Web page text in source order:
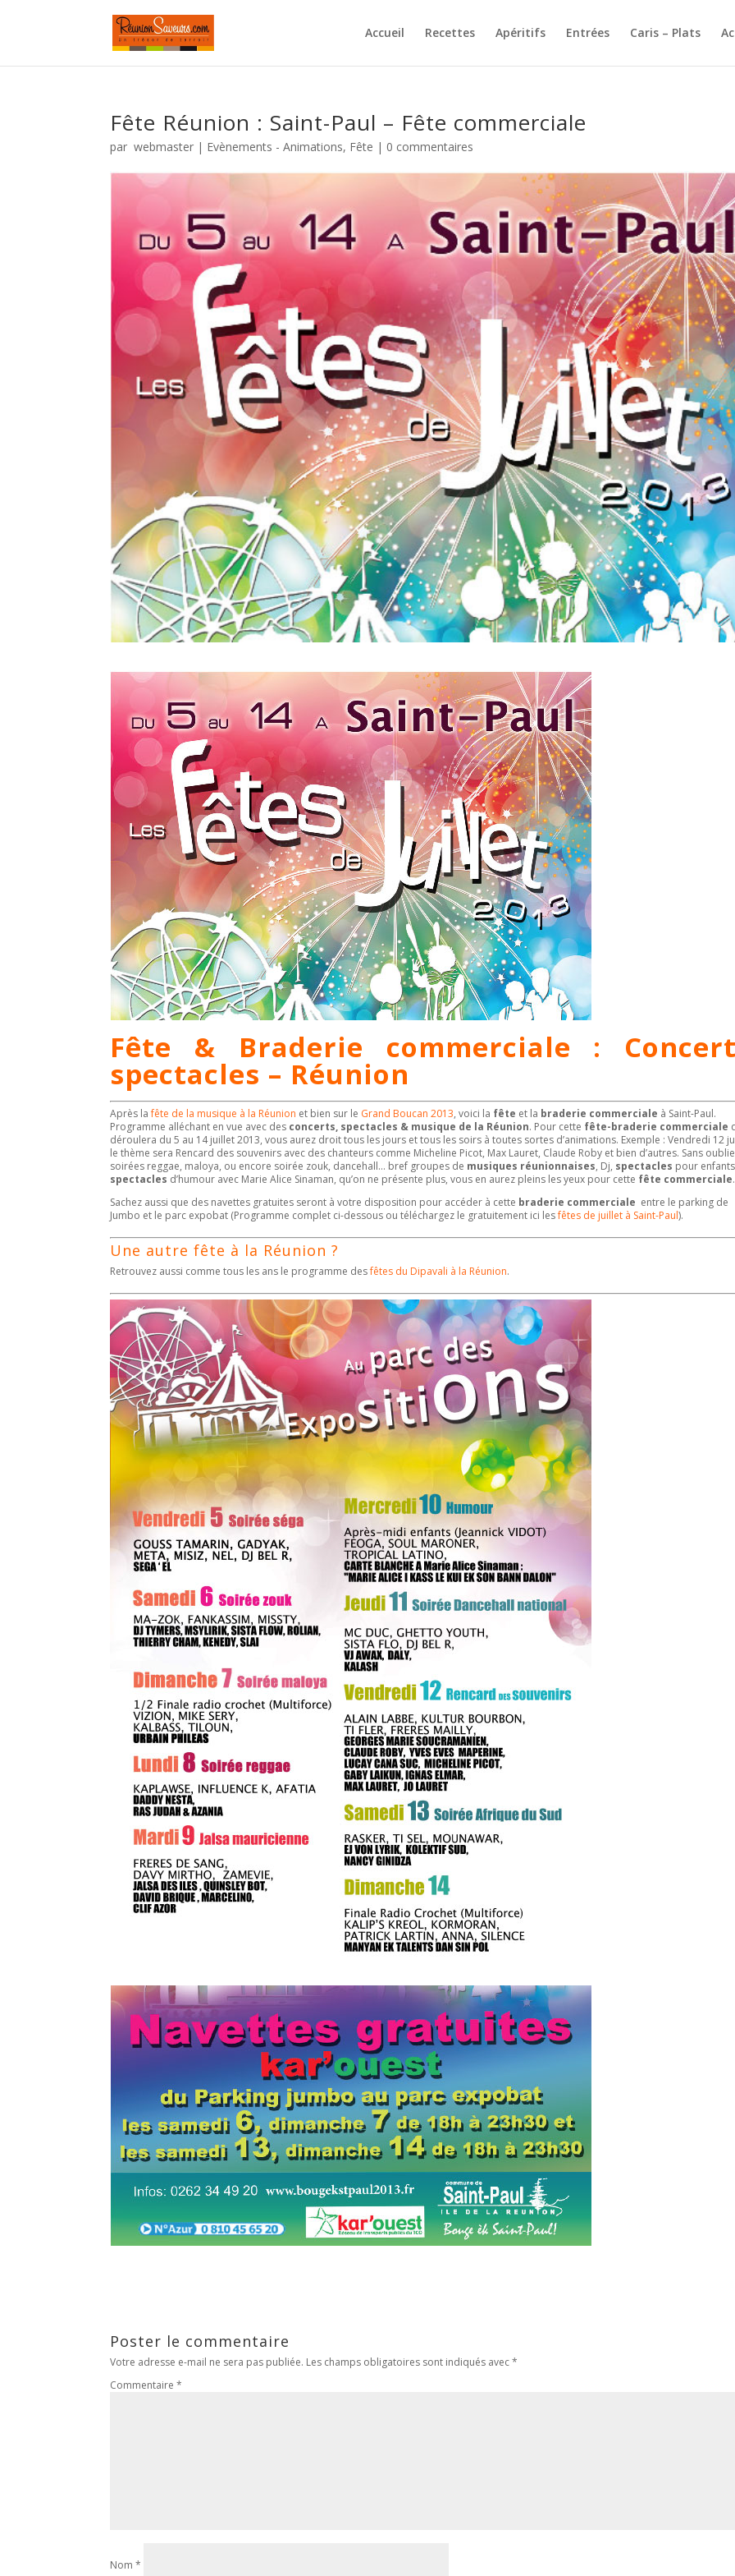
Accueil Recettes Apéritifs Entrées Caris – Plats
Fête Réunion : Saint-Paul – Fête commerciale
par webmaster | Evènements - Animations, Fête | 0 commentaires
Fête & Braderie commerciale :
spectacles – Réunion
Après lafête de la musique à la Réunion et bien sur le Grand Boucan 2013, voici la fête et la braderie commerciale à Saint-Paul.
Programme alléchant en vue avec des concerts, spectacles & musique de la Réunion. Pour cette fête-braderie commerciale
déroulera du 5 au 14 juillet 2013, vous aurez droit tous les jours et tous les soirs à toutes sortes d’animations. Exemple : Vendredi 12
le thème sera Rencard des souvenirs avec des chanteurs comme Micheline Picot, Max Lauret, Claude Roby et bien d’autres. Sans
soirées reggae, maloya, ou encore soirée zouk, dancehall… bref groupes de musiques réunionnaises, Dj, spectacles pour
spectacles d’humour avec Marie Alice Sinaman, qu’on ne présente plus, vous en aurez pleins les yeux pour cette fête commerciale.
Sachez aussi que des navettes gratuites seront à votre disposition pour accéder à cette braderie commerciale entre le parking de
Jumbo et le parc expobat (Programme complet ci-dessous ou téléchargez le gratuitement ici lesfêtes de juillet à Saint-Paul).
Une autre fête à la Réunion ?
Retrouvez aussi comme tous les ans le programme desfêtes du Dipavali à la Réunion.
Poster le commentaire
Votre adresse e-mail ne sera pas publiée. Les champs obligatoires sont indiqués avec*
Commentaire*
Nom*